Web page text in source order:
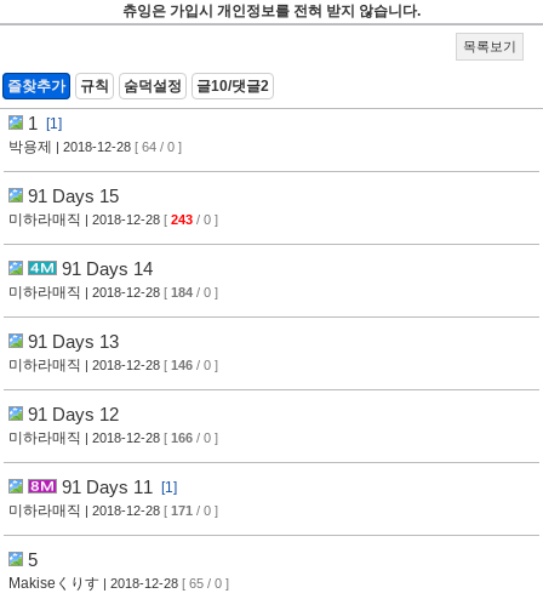
츄잉은 가입시 개인정보를 전혀 받지 않습니다.
목록보기
즐찾추가 규칙 숨덕설정 글10/댓글2
1
[1]
박용제
| 2018-12-28 [ 64 / 0 ]
91 Days 15
미하라매직 | 2018-12-28 [ 243 / 0 ]
91 Days 14
미하라매직 | 2018-12-28 [ 184 / 0 ]
91 Days 13
미하라매직 | 2018-12-28 [ 146 / 0 ]
91 Days 12
미하라매직 | 2018-12-28 [ 166 / 0 ]
91 Days 11
[1]
미하라매직 | 2018-12-28 [ 171 / 0 ]
5
Makiseくりす | 2018-12-28 [ 65 / 0 ]